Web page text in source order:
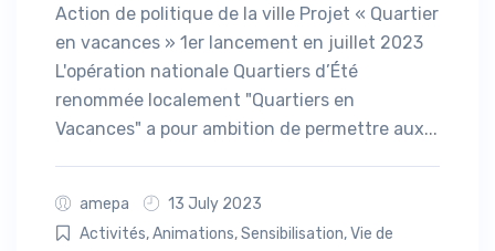
Action de politique de la ville Projet « Quartier
en vacances » 1er lancement en juillet 2023
L'opération nationale Quartiers d’Été
renommée localement "Quartiers en
Vacances" a pour ambition de permettre aux...
amepa
13 July 2023
Activités,Animations,Sensibilisation,Vie de